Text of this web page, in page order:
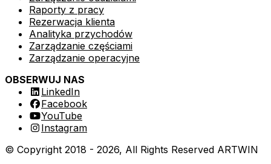
Raporty z pracy
Rezerwacja klienta
Analityka przychodów
Zarządzanie częściami
Zarządzanie operacyjne
OBSERWUJ NAS
LinkedIn
Facebook
YouTube
Instagram
© Copyright 2018 - 2026, All Rights Reserved ARTWIN